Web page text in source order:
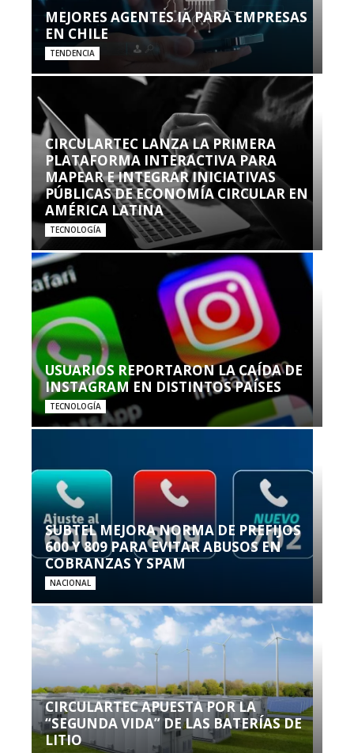
MEJORES AGENTES IA PARA EMPRESAS
EN CHILE
TENDENCIA
CIRCULARTEC LANZA LA PRIMERA
PLATAFORMA INTERACTIVA PARA
MAPEAR E INTEGRAR INICIATIVAS
PÚBLICAS DE ECONOMÍA CIRCULAR EN
AMÉRICA LATINA
TECNOLOGÍA
USUARIOS REPORTARON LA CAÍDA DE
INSTAGRAM EN DISTINTOS PAÍSES
TECNOLOGÍA
SUBTEL MEJORA NORMA DE PREFIJOS
600 Y 809 PARA EVITAR ABUSOS EN
COBRANZAS Y SPAM
NACIONAL
CIRCULARTEC APUESTA POR LA
“SEGUNDA VIDA” DE LAS BATERÍAS DE
LITIO